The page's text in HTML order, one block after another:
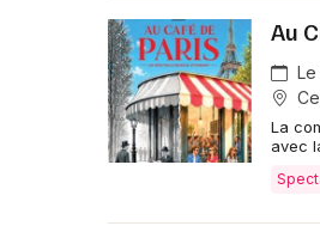
Au
La
avec